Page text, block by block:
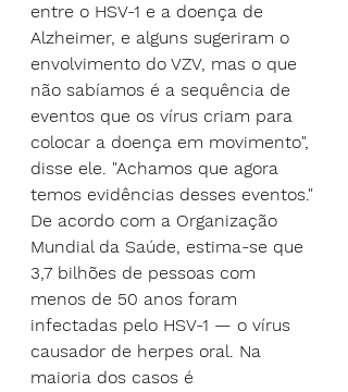
entre o HSV-1 e a doença de
Alzheimer, e alguns sugeriram o
envolvimento do VZV, mas o que
não sabíamos é a sequência de
eventos que os vírus criam para
colocar a doença em movimento",
disse ele. "Achamos que agora
temos evidências desses eventos."
De acordo com a Organização
Mundial da Saúde, estima-se que
3,7 bilhões de pessoas com
menos de 50 anos foram
infectadas pelo HSV-1 — o vírus
causador de herpes oral. Na
maioria dos casos é